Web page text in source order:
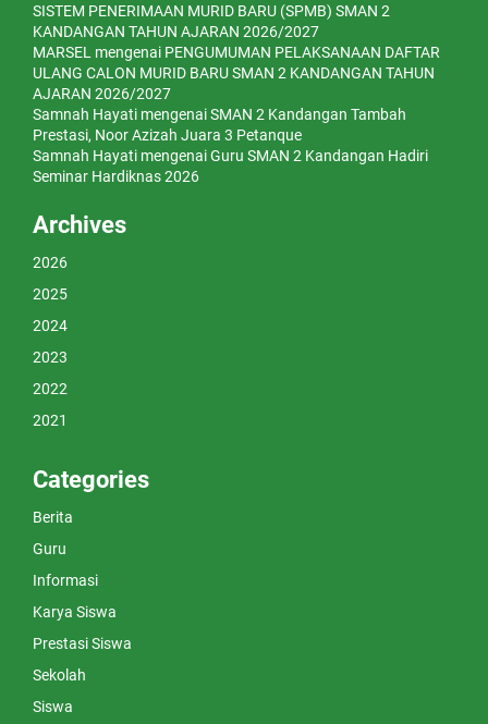
SISTEM PENERIMAAN MURID BARU (SPMB) SMAN 2
KANDANGAN TAHUN AJARAN 2026/2027
MARSEL mengenai PENGUMUMAN PELAKSANAAN DAFTAR
ULANG CALON MURID BARU SMAN 2 KANDANGAN TAHUN
AJARAN 2026/2027
Samnah Hayati mengenaiSMAN 2 Kandangan Tambah
Prestasi, Noor Azizah Juara 3 Petanque
Samnah Hayati mengenaiGuru SMAN 2 Kandangan Hadiri
Seminar Hardiknas 2026
Archives
2026
2025
2024
2023
2022
2021
Categories
Berita
Guru
Informasi
Karya Siswa
Prestasi Siswa
Sekolah
Siswa